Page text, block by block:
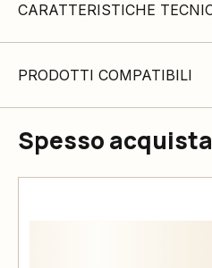
CARATTERISTICHE
PRODOTTI COMPATIBILI
Spesso